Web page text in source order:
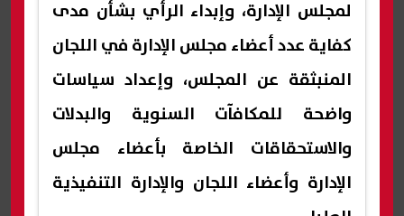
لمجلس الإدارة، وإبداء الرأي بشأن مدى
كفاية عدد أعضاء مجلس الإدارة في اللجان
المنبثقة عن المجلس، وإعداد سياسات
واضحة للمكافآت السنوية والبدلات
والاستحقاقات الخاصة بأعضاء مجلس
الإدارة وأعضاء اللجان والإدارة التنفيذية